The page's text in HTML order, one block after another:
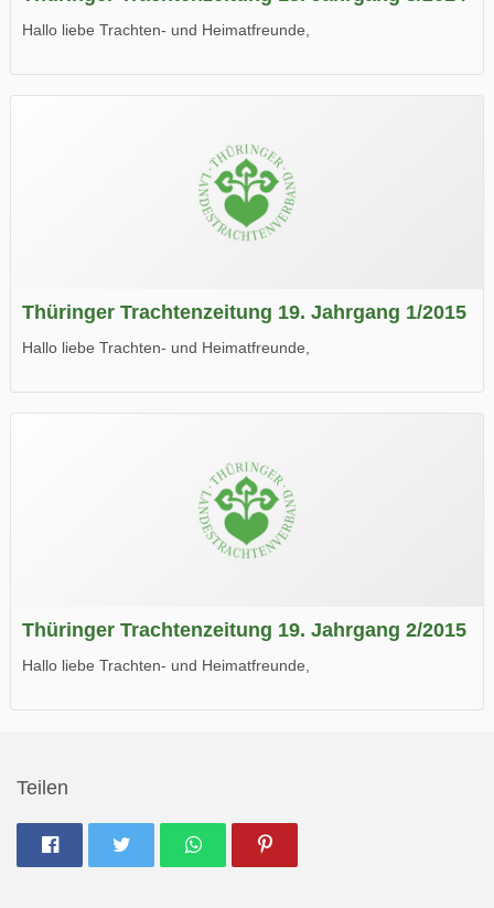
Hallo liebe Trachten- und Heimatfreunde,
Wir wünschen Euch viel Spaß beim Lesen.
Thüringer Trachtenzeitung 19. Jahrgang 1/2015
Hallo liebe Trachten- und Heimatfreunde,
Wir wünschen Euch viel Spaß beim Lesen.
Thüringer Trachtenzeitung 19. Jahrgang 2/2015
Hallo liebe Trachten- und Heimatfreunde,
Teilen